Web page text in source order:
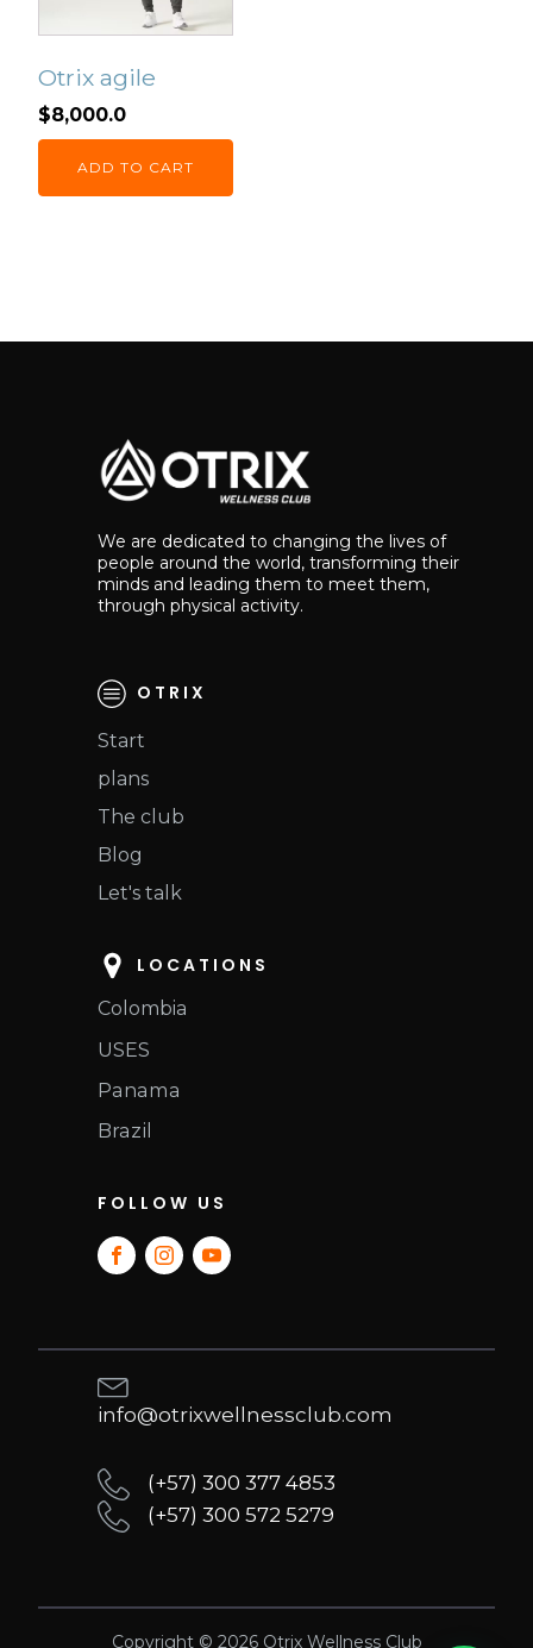
Otrix agile
$8,000.0
ADD TO CART
We are dedicated to changing the lives of
people around the world, transforming their
minds and leading them to meet them,
through physical activity.
OTRIX
Start
plans
The club
Blog
Let's talk
LOCATIONS
Colombia
USES
Panama
Brazil
FOLLOW US
info@otrixwellnessclub.com
(+57) 300 377 4853
(+57) 300 572 5279
Copyright © 2026Otrix Wellness Club